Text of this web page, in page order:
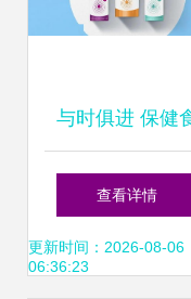
与时俱进 保健
品、医药品牌设
与药品批发的时
查看详情
更新时间：2026-08-06
06:36:23